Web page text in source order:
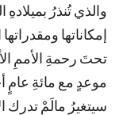
والذي تُنذرُ
إمكاناتها
تحتَ رحمةِ الأممِ
موعدٍ مع مائةِ
سيتغيرُ مالَمْ تدرك